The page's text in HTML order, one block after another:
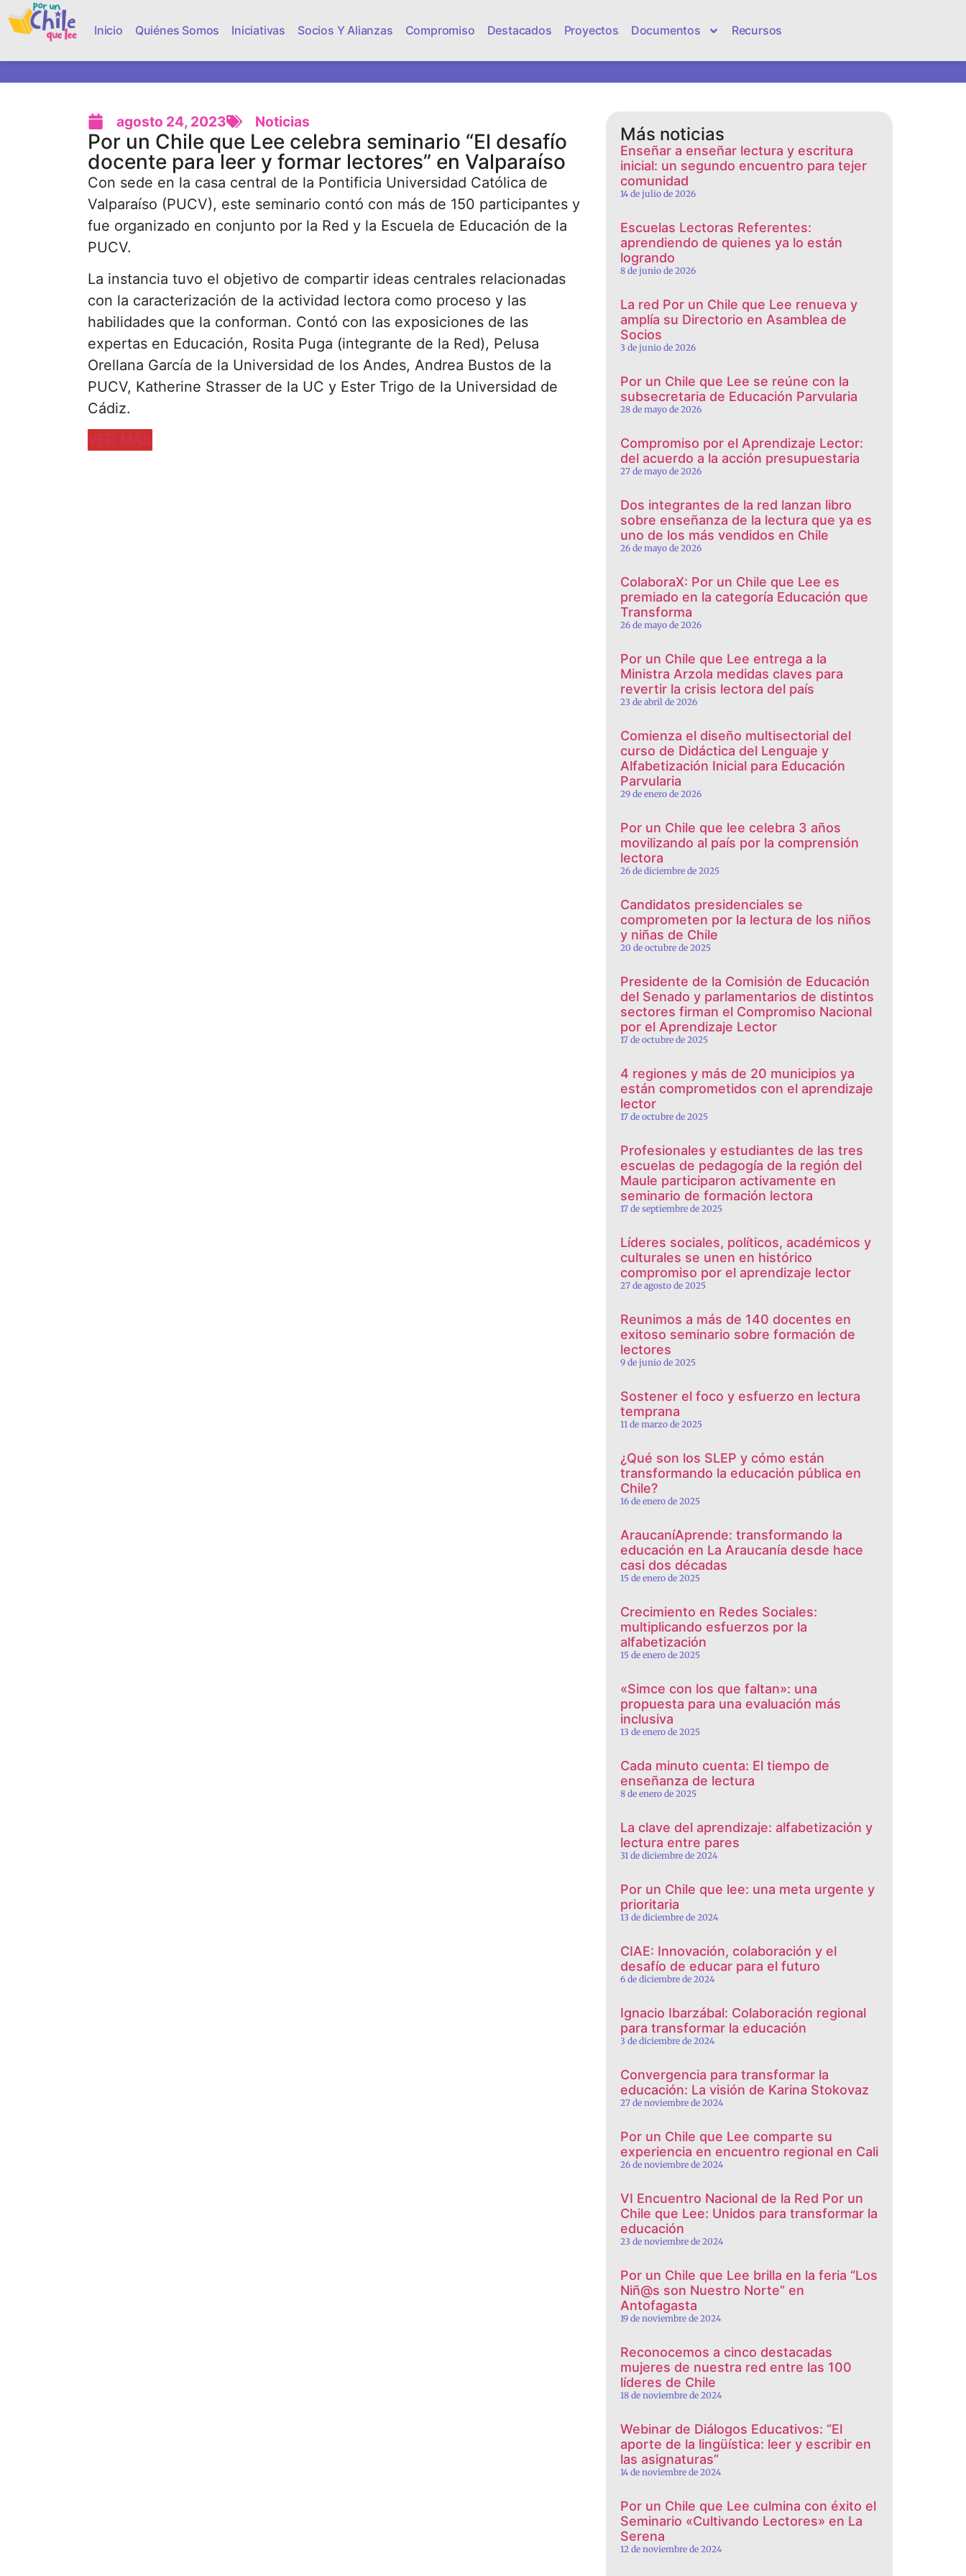
Inicio Quiénes Somos Iniciativas Socios Y Alianzas Compromiso Destacados Proyectos Documentos Recursos
agosto 24, 2023 Noticias
Por un Chile que Lee celebra seminario “El desafío
docente para leer y formar lectores” en Valparaíso
Con sede en la casa central de la Pontificia Universidad Católica de
Valparaíso (PUCV), este seminario contó con más de 150 participantes y
fue organizado en conjunto por la Red y la Escuela de Educación de la
PUCV.
La instancia tuvo el objetivo de compartir ideas centrales relacionadas
con la caracterización de la actividad lectora como proceso y las
habilidades que la conforman. Contó con las exposiciones de las
expertas en Educación, Rosita Puga (integrante de la Red), Pelusa
Orellana García de la Universidad de los Andes, Andrea Bustos de la
PUCV, Katherine Strasser de la UC y Ester Trigo de la Universidad de
Cádiz.
VER MÁS
Más noticias
Enseñar a enseñar lectura y escritura
inicial: un segundo encuentro para tejer
comunidad
14 de julio de 2026
Escuelas Lectoras Referentes:
aprendiendo de quienes ya lo están
logrando
8 de junio de 2026
La red Por un Chile que Lee renueva y
amplía su Directorio en Asamblea de
Socios
3 de junio de 2026
Por un Chile que Lee se reúne con la
subsecretaria de Educación Parvularia
28 de mayo de 2026
Compromiso por el Aprendizaje Lector:
del acuerdo a la acción presupuestaria
27 de mayo de 2026
Dos integrantes de la red lanzan libro
sobre enseñanza de la lectura que ya es
uno de los más vendidos en Chile
26 de mayo de 2026
ColaboraX: Por un Chile que Lee es
premiado en la categoría Educación que
Transforma
26 de mayo de 2026
Por un Chile que Lee entrega a la
Ministra Arzola medidas claves para
revertir la crisis lectora del país
23 de abril de 2026
Comienza el diseño multisectorial del
curso de Didáctica del Lenguaje y
Alfabetización Inicial para Educación
Parvularia
29 de enero de 2026
Por un Chile que lee celebra 3 años
movilizando al país por la comprensión
lectora
26 de diciembre de 2025
Candidatos presidenciales se
comprometen por la lectura de los niños
y niñas de Chile
20 de octubre de 2025
Presidente de la Comisión de Educación
del Senado y parlamentarios de distintos
sectores firman el Compromiso Nacional
por el Aprendizaje Lector
17 de octubre de 2025
4 regiones y más de 20 municipios ya
están comprometidos con el aprendizaje
lector
17 de octubre de 2025
Profesionales y estudiantes de las tres
escuelas de pedagogía de la región del
Maule participaron activamente en
seminario de formación lectora
17 de septiembre de 2025
Líderes sociales, políticos, académicos y
culturales se unen en histórico
compromiso por el aprendizaje lector
27 de agosto de 2025
Reunimos a más de 140 docentes en
exitoso seminario sobre formación de
lectores
9 de junio de 2025
Sostener el foco y esfuerzo en lectura
temprana
11 de marzo de 2025
¿Qué son los SLEP y cómo están
transformando la educación pública en
Chile?
16 de enero de 2025
AraucaníAprende: transformando la
educación en La Araucanía desde hace
casi dos décadas
15 de enero de 2025
Crecimiento en Redes Sociales:
multiplicando esfuerzos por la
alfabetización
15 de enero de 2025
«Simce con los que faltan»: una
propuesta para una evaluación más
inclusiva
13 de enero de 2025
Cada minuto cuenta: El tiempo de
enseñanza de lectura
8 de enero de 2025
La clave del aprendizaje: alfabetización y
lectura entre pares
31 de diciembre de 2024
Por un Chile que lee: una meta urgente y
prioritaria
13 de diciembre de 2024
CIAE: Innovación, colaboración y el
desafío de educar para el futuro
6 de diciembre de 2024
Ignacio Ibarzábal: Colaboración regional
para transformar la educación
3 de diciembre de 2024
Convergencia para transformar la
educación: La visión de Karina Stokovaz
27 de noviembre de 2024
Por un Chile que Lee comparte su
experiencia en encuentro regional en Cali
26 de noviembre de 2024
VI Encuentro Nacional de la Red Por un
Chile que Lee: Unidos para transformar la
educación
23 de noviembre de 2024
Por un Chile que Lee brilla en la feria “Los
Niñ@s son Nuestro Norte” en
Antofagasta
19 de noviembre de 2024
Reconocemos a cinco destacadas
mujeres de nuestra red entre las 100
líderes de Chile
18 de noviembre de 2024
Webinar de Diálogos Educativos: “El
aporte de la lingüística: leer y escribir en
las asignaturas”
14 de noviembre de 2024
Por un Chile que Lee culmina con éxito el
Seminario «Cultivando Lectores» en La
Serena
12 de noviembre de 2024